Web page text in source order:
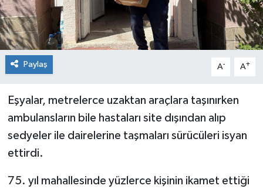
Paylaş A- A+
Eşyalar, metrelerce uzaktan araçlara taşınırken
ambulansların bile hastaları site dışından alıp
sedyeler ile dairelerine taşmaları sürücüleri isyan
ettirdi.
75. yıl mahallesinde yüzlerce kişinin ikamet ettiği